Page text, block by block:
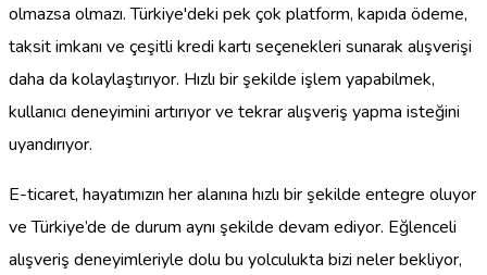
olmazsa olmazı. Türkiye'deki pek çok platform, kapıda ödeme,
taksit imkanı ve çeşitli kredi kartı seçenekleri sunarak alışverişi
daha da kolaylaştırıyor. Hızlı bir şekilde işlem yapabilmek,
kullanıcı deneyimini artırıyor ve tekrar alışveriş yapma isteğini
uyandırıyor.
E-ticaret, hayatımızın her alanına hızlı bir şekilde entegre oluyor
ve Türkiye’de de durum aynı şekilde devam ediyor. Eğlenceli
alışveriş deneyimleriyle dolu bu yolculukta bizi neler bekliyor,